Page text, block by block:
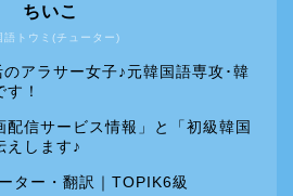
語トウミ(チューター)
ちいこ
アラサー女子♪元韓国語専攻･韓
！
配信サービス情報」と「初級韓国
えします♪
ター・翻訳｜TOPIK6級